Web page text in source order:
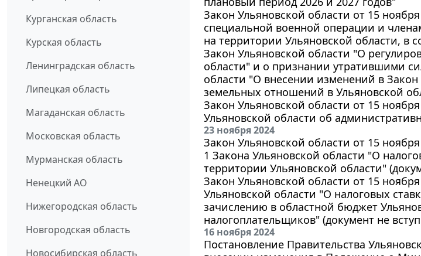
Курганская область
Курская область
Ленинградская область
Липецкая область
Магаданская область
Московская область
Мурманская область
Ненецкий АО
Нижегородская область
Новгородская область
Новосибирская область
Закон Ульяновской области от 15
специальной военной операции и
на территории Ульяновской области, в
Закон Ульяновской области "О
области" и о признании утратившими
области "О внесении изменений в
земельных отношений в Ульяновской
Закон Ульяновской области от 15
Ульяновской области об
23 ноября 2024
Закон Ульяновской области от 15
1 Закона Ульяновской области "О
территории Ульяновской области"
Закон Ульяновской области от 15
Ульяновской области "О налоговых
зачислению в областной бюджет
налогоплательщиков" (документ не
16 ноября 2024
Постановление Правительства